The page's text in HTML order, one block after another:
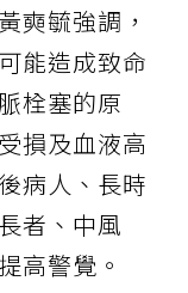
奭毓強調，
能造成致命
栓塞的原
損及血液高
病人、長時
者、中風
高警覺。